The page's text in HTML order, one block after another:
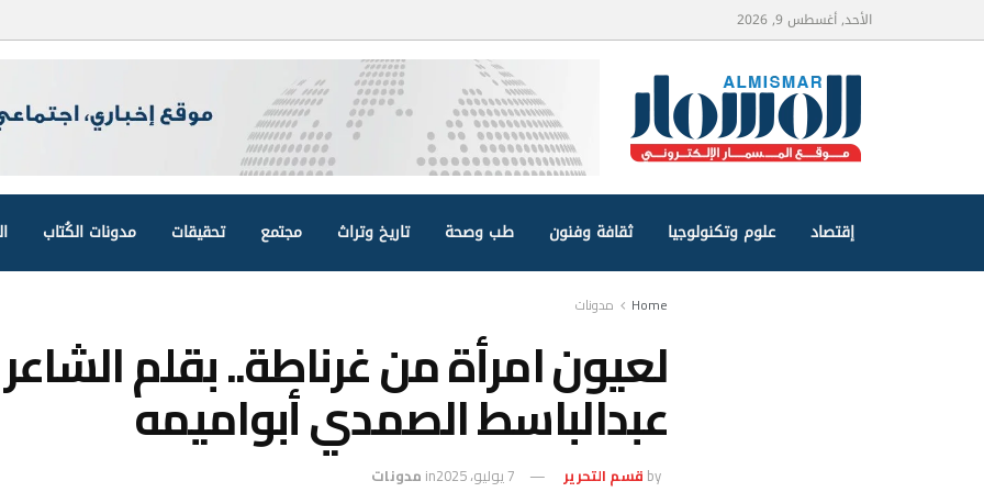
الأحد, أغسطس 9, 2026
إقتصاد علوم وتكنولوجيا ثقافة وفنون طب وصحة تاريخ وتراث مجتمع تحقيقات مدونات الكُتاب
Home مدونات
لعيون امرأة من غرناطة.. بقلم الشاعر
عبدالباسط الصمدي أبواميمه
by قسم التحرير 7 يوليو، 2025 in مدونات